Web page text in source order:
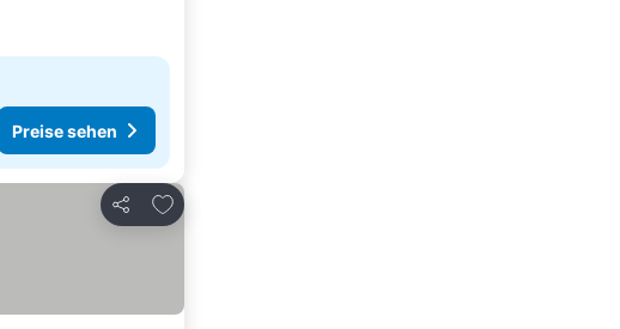
Preise sehen
Teilen
Zu Favoriten hinzufügen